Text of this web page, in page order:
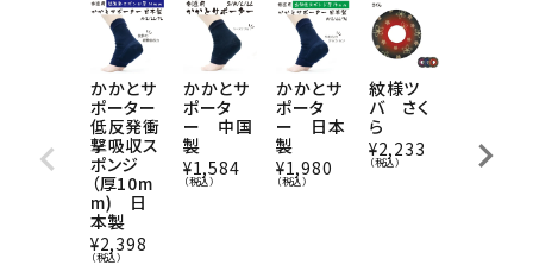
かかとサ
ポーター
低反発衝
撃吸収ス
ポンジ
（厚10m
m) 日
本製
¥2,398
（税込）
かかとサ
ポータ
ー 中国
製
¥1,584
（税込）
かかとサ
ポータ
ー 日本
製
¥1,980
（税込）
紋様ツ
バ さく
ら
¥2,233
（税込）
ー YAM
AYA